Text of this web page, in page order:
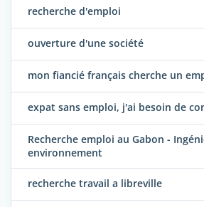
recherche d'emploi
ouverture d'une société
mon fiancié français cherche un
expat sans emploi, j'ai besoin de
Recherche emploi au Gabon -
environnement
recherche travail a libreville